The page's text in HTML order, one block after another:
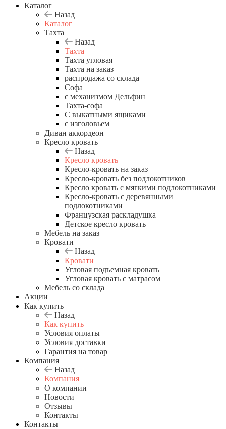
Каталог
Назад
Каталог
Тахта
Назад
Тахта
Тахта угловая
Тахта на заказ
распродажа со склада
Софа
с механизмом Дельфин
Тахта-софа
С выкатными ящиками
с изголовьем
Диван аккордеон
Кресло кровать
Назад
Кресло кровать
Кресло-кровать на заказ
Кресло-кровать без подлокотников
Кресло кровать с мягкими подлокотниками
Кресло-кровать с деревянными
подлокотниками
Французская раскладушка
Детское кресло кровать
Мебель на заказ
Кровати
Назад
Кровати
Угловая подъемная кровать
Угловая кровать с матрасом
Мебель со склада
Акции
Как купить
Назад
Как купить
Условия оплаты
Условия доставки
Гарантия на товар
Компания
Назад
Компания
О компании
Новости
Отзывы
Контакты
Контакты